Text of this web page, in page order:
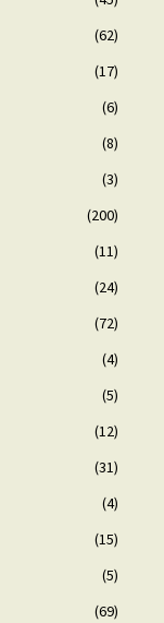
(62)
(17)
(6)
(8)
(3)
(200)
(11)
(24)
(72)
(4)
(5)
(12)
(31)
(4)
(15)
(5)
(69)